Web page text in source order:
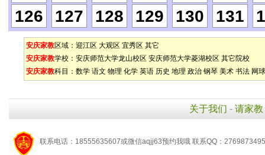
126
127 128 129 130 131
安庆家教区域： 迎江区 大观区 宜秀区 其它
安庆家教学校： 安庆师范大学龙山校区 安庆师范大学菱湖校区 其它院校
安庆家教科目： 数学 语文 物理 化学 英语 历史 地理 政治 钢琴 美术 书法 网球
关于我们 - 请家教
联系电话：18555635607或微信aqjj63预约我哦 联系QQ：